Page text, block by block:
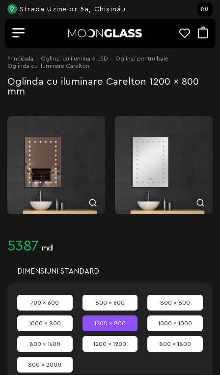
Strada Uzinelor 5a, Chișinău RU
Principala Oglinzi cu iluminare LED
Oglinzi pentru baie
Oglinda cu iluminare Carelton
Oglinda cu iluminare Carelton 1200 x 800
mm
5387 mdl
DIMENSIUNI STANDARD
700 x 600 800 x 600 800 x 800
1000 x 800 1200 x 800 1000 x 1000
800 x 1400 1200 x 1200 800 x 1800
800 x 2000